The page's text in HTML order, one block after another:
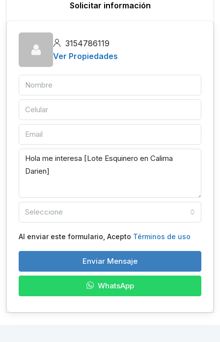
Solicitar información
3154786119
Ver Propiedades
Seleccione
Al enviar este formulario, Acepto Términos de uso
Enviar Mensaje
WhatsApp